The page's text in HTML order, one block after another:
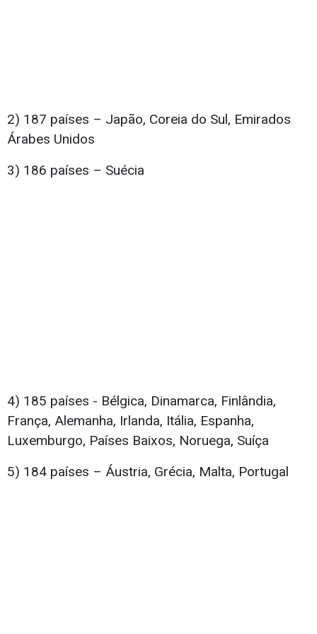
2) 187 países – Japão, Coreia do Sul, Emirados
Árabes Unidos
3) 186 países – Suécia
4) 185 países - Bélgica, Dinamarca, Finlândia,
França, Alemanha, Irlanda, Itália, Espanha,
Luxemburgo, Países Baixos, Noruega, Suíça
5) 184 países – Áustria, Grécia, Malta, Portugal